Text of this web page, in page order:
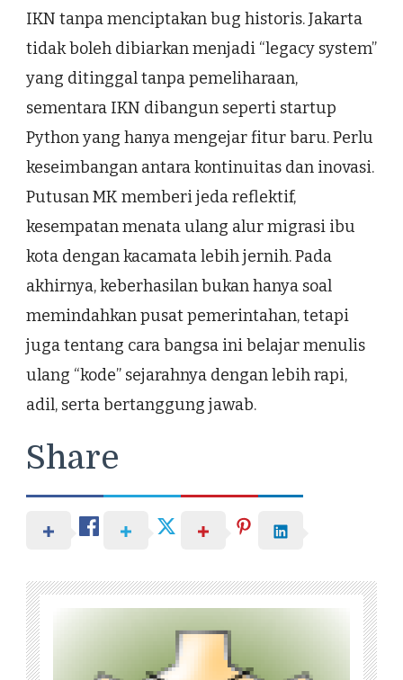
IKN tanpa menciptakan bug historis. Jakarta
tidak boleh dibiarkan menjadi “legacy system”
yang ditinggal tanpa pemeliharaan,
sementara IKN dibangun seperti startup
Python yang hanya mengejar fitur baru. Perlu
keseimbangan antara kontinuitas dan inovasi.
Putusan MK memberi jeda reflektif,
kesempatan menata ulang alur migrasi ibu
kota dengan kacamata lebih jernih. Pada
akhirnya, keberhasilan bukan hanya soal
memindahkan pusat pemerintahan, tetapi
juga tentang cara bangsa ini belajar menulis
ulang “kode” sejarahnya dengan lebih rapi,
adil, serta bertanggung jawab.
Share